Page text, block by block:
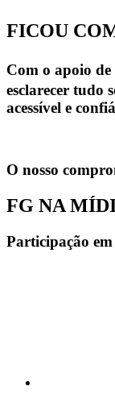
FICOU
Com o apoio
esclarecer tudo
acessível e
O nosso
FG NA
Participação em